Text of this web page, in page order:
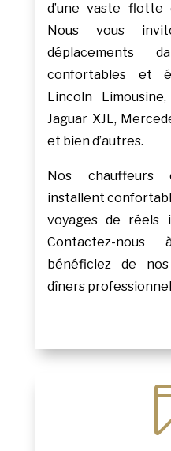
d’une vaste flotte
Nous vous
déplacements
confortables et
Lincoln
Jaguar XJL,
et bien d’autres.
Nos chauffeurs
installent
voyages de réels
Contactez-
bénéficiez de
dîners